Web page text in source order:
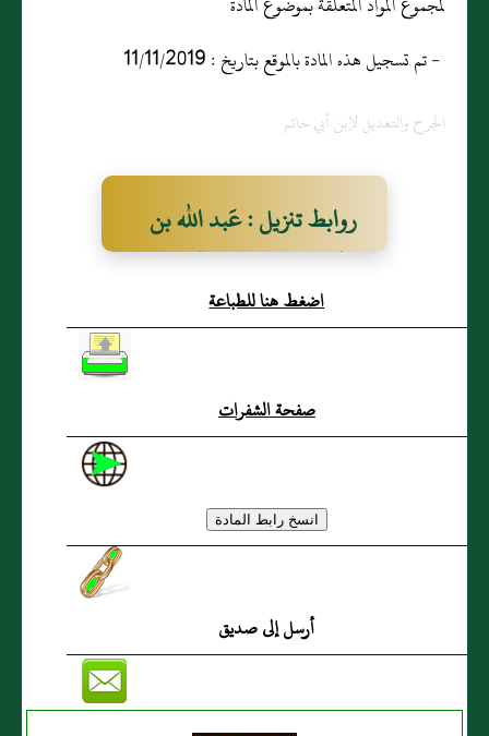
- تم تسجيل هذه المادة بالموقع بتاريخ : 11/11/2019
الجرح والتعديل لإبن أبي حاتم
روابط تنزيل : عَبد الله بن
الحارث بن فضيل الخَطْمي
الأَنصاري، مَدينيٌّ
اضغط هنا للطباعة
صفحة الشفرات
أرسل إلى صديق